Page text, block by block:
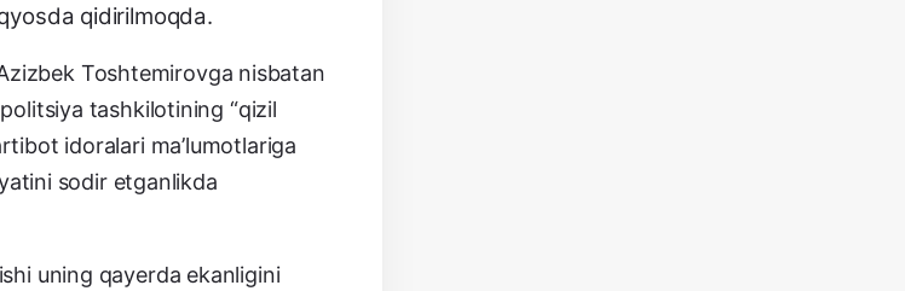
qidirilmoqda.
Toshtemirovga nisbatan
tashkilotining “qizil
idoralari ma’lumotlariga
sodir etganlikda
uning qayerda ekanligini